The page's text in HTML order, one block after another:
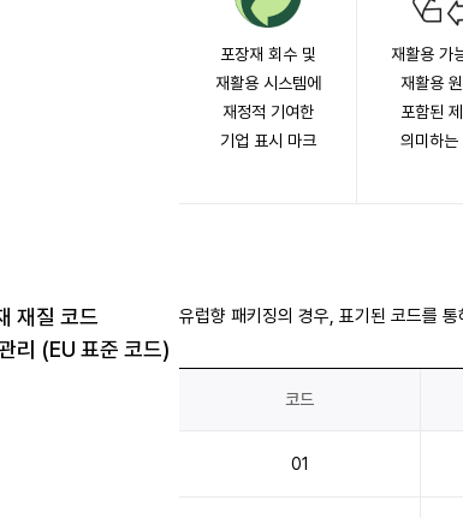
포장재 회수 및
재활용 시스템에
재정적 기여한
기업 표시 마크
재활용 가
재활용
포함된
의미하는
재질 코드
리 (EU 표준 코드)
유럽향 패키징의 경우, 표기된 코드를
코드
01